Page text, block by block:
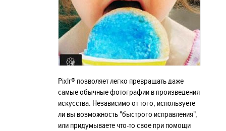
Pixlr® позволяет легко превращать даже
самые обычные фотографии в произведения
искусства. Независимо от того, используете
ли вы возможность "быстрого исправления",
или придумываете что-то свое при помощи